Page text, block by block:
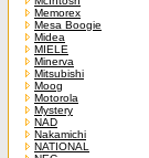
Memorex
Mesa Boogie
Midea
MIELE
Minerva
Mitsubishi
Moog
Motorola
Mystery
NAD
Nakamichi
NATIONAL